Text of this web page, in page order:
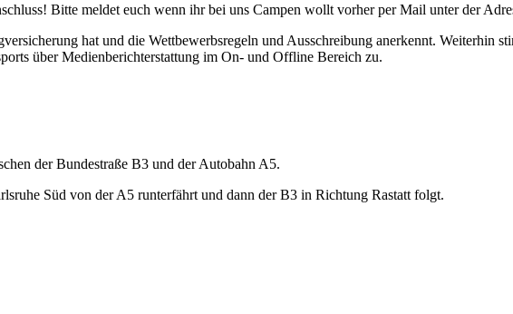
Bitte meldet euch wenn ihr bei uns Campen wollt vorher per Mail unter der
hat und die Wettbewerbsregeln und Ausschreibung anerkennt. Weiterhin
über Medienberichterstattung im On- und Offline Bereich zu.
der Bundestraße B3 und der Autobahn A5.
Süd von der A5 runterfährt und dann der B3 in Richtung Rastatt folgt.